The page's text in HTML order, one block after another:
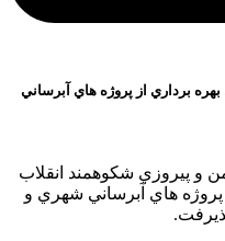
يوم الله ٢٢ بهمن؛ آيين بهره برداري از پروژه هاي آبرساني
با فرا رسيدن يوم الله ٢٢ بهمن و پيروزي شكوهمند انقلاب
پروژه هاي آبرساني شهري و